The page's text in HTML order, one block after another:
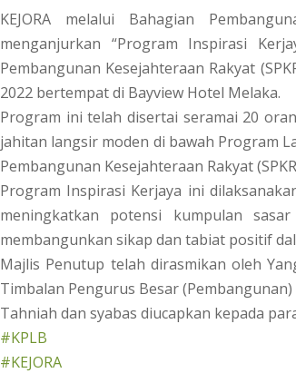
KEJORA melalui Bahagian
menganjurkan “Program Inspirasi
Pembangunan Kesejahteraan Rakyat
2022 bertempat di Bayview Hotel Melaka.
Program ini telah disertai seramai 20
jahitan langsir moden di bawah Program
Pembangunan Kesejahteraan Rakyat
Program Inspirasi Kerjaya ini
meningkatkan potensi kumpulan
membangunkan sikap dan tabiat positif
Majlis Penutup telah dirasmikan oleh
Timbalan Pengurus Besar (Pembangunan)
Tahniah dan syabas diucapkan kepada
#KPLB
#KEJORA